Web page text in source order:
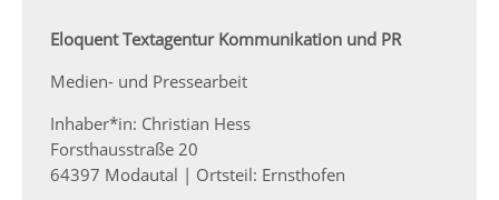
Eloquent Textagentur Kommunikation und PR
Medien- und Pressearbeit
Inhaber*in: Christian Hess
Forsthausstraße 20
64397 Modautal | Ortsteil: Ernsthofen